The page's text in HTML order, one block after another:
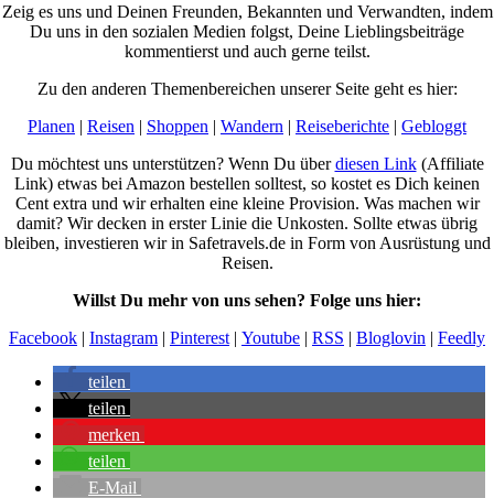
Zeig es uns und Deinen Freunden, Bekannten und Verwandten, indem
Du uns in den sozialen Medien folgst, Deine Lieblingsbeiträge
kommentierst und auch gerne teilst.
Zu den anderen Themenbereichen unserer Seite geht es hier:
Planen | Reisen | Shoppen | Wandern | Reiseberichte | Gebloggt
Du möchtest uns unterstützen? Wenn Du überdiesen Link(Affiliate
Link) etwas bei Amazon bestellen solltest, so kostet es Dich keinen
Cent extra und wir erhalten eine kleine Provision. Was machen wir
damit? Wir decken in erster Linie die Unkosten. Sollte etwas übrig
bleiben, investieren wir in Safetravels.de in Form von Ausrüstung und
Reisen.
Willst Du mehr von uns sehen? Folge uns hier:
Facebook | Instagram | Pinterest | Youtube | RSS | Bloglovin | Feedly
teilen
teilen
merken
teilen
E-Mail